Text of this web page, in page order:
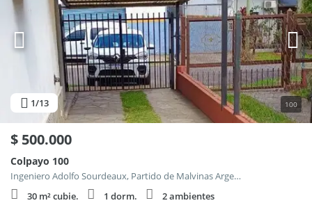
1/13 100
$ 500.000
Colpayo 100
Ingeniero Adolfo Sourdeaux, Partido de Malvinas Argentinas
30 m² cubie.
1 dorm.
2 ambientes